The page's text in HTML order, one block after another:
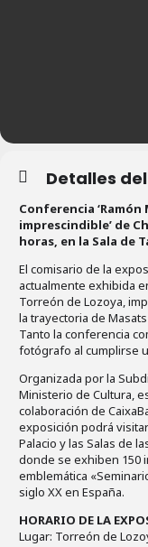
Detalles
Conferencia
imprescindible’ de
horas, en la Sala de
El comisario de la
actualmente exhibida
Torreón de Lozoya,
la trayectoria de
Tanto la conferencia
fotógrafo al cumplirse
Organizada por la
Ministerio de Cultura,
colaboración de
exposición podrá
Palacio y las Salas de
donde se exhiben 150
emblemática
siglo XX en España.
HORARIO DE LA
Lugar: Torreón de